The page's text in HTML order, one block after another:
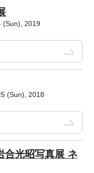
(Sun), 2019
(Sun), 2018
合光昭写真展 ネ